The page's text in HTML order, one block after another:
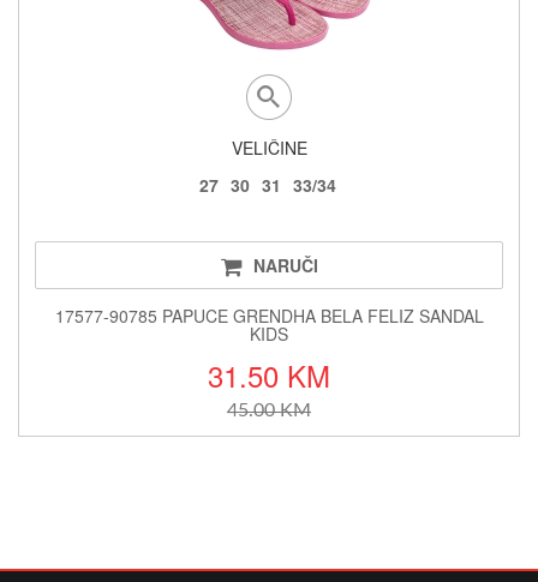
VELIČINE
27 30 31 33/34
NARUČI
17577-90785 PAPUCE GRENDHA BELA FELIZ SANDAL
KIDS
31.50 KM
45.00 KM